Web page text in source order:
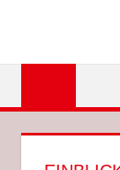
springen